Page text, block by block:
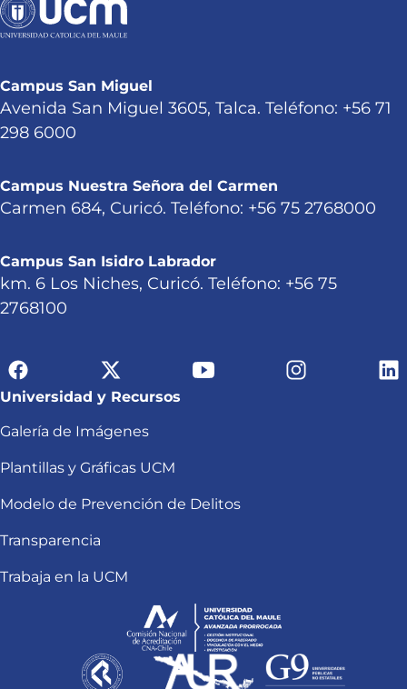
Campus San Miguel
Avenida San Miguel 3605, Talca. Teléfono: +56 71
298 6000
Campus Nuestra Señora del Carmen
Carmen 684, Curicó. Teléfono: +56 75 2768000
Campus San Isidro Labrador
km. 6 Los Niches, Curicó. Teléfono: +56 75
2768100
Universidad y Recursos
Galería de Imágenes
Plantillas y Gráficas UCM
Modelo de Prevención de Delitos
Transparencia
Trabaja en la UCM